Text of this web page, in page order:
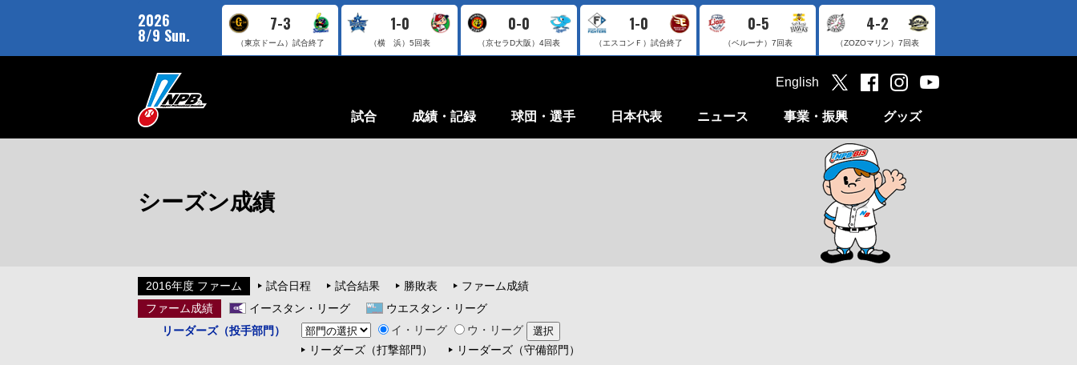
2026
8/9 Sun.
7-3
（東京ドーム） 試合終了
1-0
（横 浜） 5回表
0-0
（京セラD大阪） 4回表
1-0
（エスコンＦ） 試合終了
0-5
（ベルーナ） 7回表
4-2
（ZOZOマリン） 7回表
試合 成績・記録 球団・選手 日本代表 ニュース 事業・振興 グッズ
English
シーズン成績
2016年度 ファーム 試合日程 試合結果 勝敗表
ファーム成績
ファーム成績
イースタン・リーグ
ウエスタン・リーグ
リーダーズ（投手部門）
イ・リーグ
ウ・リーグ
リーダーズ（打撃部門）
リーダーズ（守備部門）